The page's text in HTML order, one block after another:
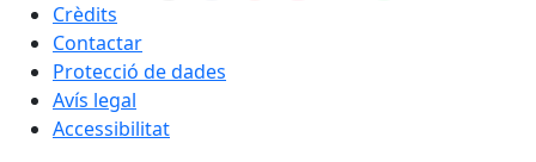
Crèdits
Contactar
Protecció de dades
Avís legal
Accessibilitat